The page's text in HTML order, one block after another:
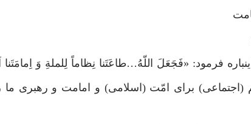
براى امّت (اسلامى) و امامت و رهبرى ما